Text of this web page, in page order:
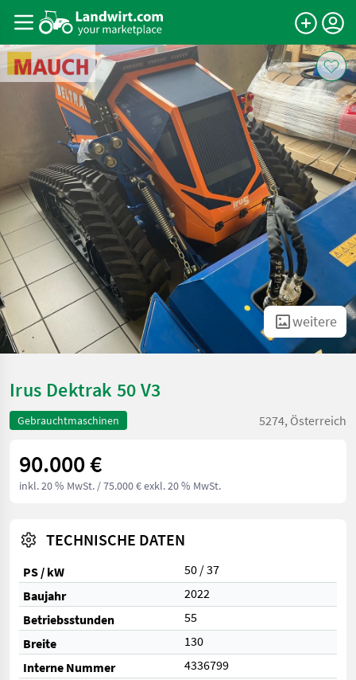
weitere
Irus Dektrak 50 V3
Gebrauchtmaschinen 5274, Österreich
90.000 €
inkl. 20 % MwSt. / 75.000 € exkl. 20 % MwSt.
TECHNISCHE DATEN
PS / kW
50 / 37
Baujahr
2022
Betriebsstunden
55
Breite
130
Interne Nummer
4336799